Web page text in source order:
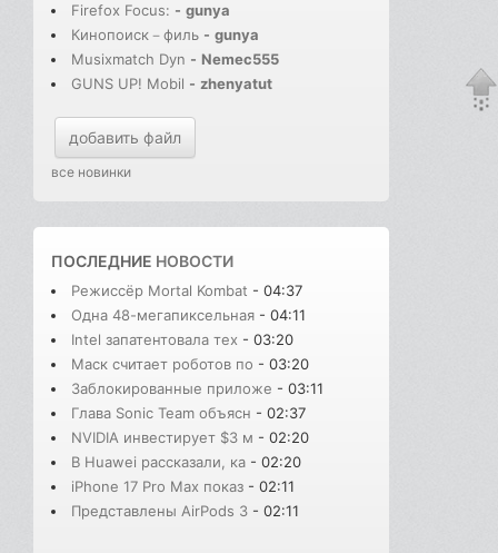
Firefox Focus: - gunya
Кинопоиск－филь - gunya
Musixmatch Dyn - Nemec555
GUNS UP! Mobil - zhenyatut
добавить файл
все новинки
ПОСЛЕДНИЕ НОВОСТИ
Режиссёр Mortal Kombat - 04:37
Одна 48-мегапиксельная - 04:11
Intel запатентовала тех - 03:20
Маск считает роботов по - 03:20
Заблокированные приложе - 03:11
Глава Sonic Team объясн - 02:37
NVIDIA инвестирует $3 м - 02:20
В Huawei рассказали, ка - 02:20
iPhone 17 Pro Max показ - 02:11
Представлены AirPods 3 - 02:11